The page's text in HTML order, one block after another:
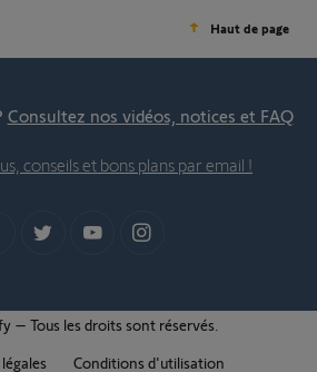
Haut de page
Consultez nos vidéos, notices et FAQ
conseils et bons plans par email !
– Tous les droits sont réservés.
Conditions d'utilisation